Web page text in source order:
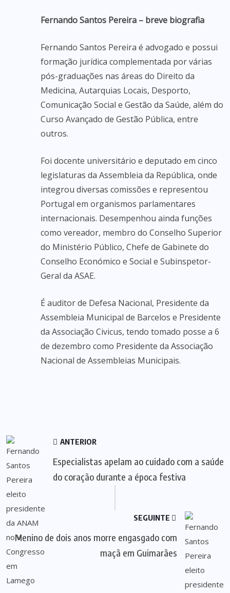
Fernando Santos Pereira – breve biografia
Fernando Santos Pereira é advogado e possui
formação jurídica complementada por várias
pós-graduações nas áreas do Direito da
Medicina, Autarquias Locais, Desporto,
Comunicação Social e Gestão da Saúde, além do
Curso Avançado de Gestão Pública, entre
outros.
Foi docente universitário e deputado em cinco
legislaturas da Assembleia da República, onde
integrou diversas comissões e representou
Portugal em organismos parlamentares
internacionais. Desempenhou ainda funções
como vereador, membro do Conselho Superior
do Ministério Público, Chefe de Gabinete do
Conselho Económico e Social e Subinspetor-
Geral da ASAE.
É auditor de Defesa Nacional, Presidente da
Assembleia Municipal de Barcelos e Presidente
da Associação Civicus, tendo tomado posse a 6
de dezembro como Presidente da Associação
Nacional de Assembleias Municipais.
ANTERIOR
Especialistas apelam ao cuidado com a saúde
do coração durante a época festiva
SEGUINTE
Menino de dois anos morre engasgado com
maçã em Guimarães